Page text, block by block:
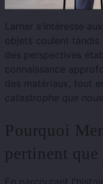
Larner s'intéresse
objets coulent
des perspectives
connaissance
des matériaux, tout
catastrophe que
Pourquoi
pertinent que
En parcourant